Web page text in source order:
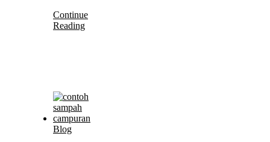
Continue
Reading
Blog